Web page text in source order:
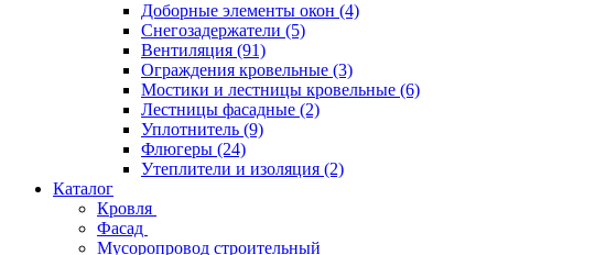
Доборные элементы окон (4)
Снегозадержатели (5)
Вентиляция (91)
Ограждения кровельные (3)
Мостики и лестницы кровельные (6)
Лестницы фасадные (2)
Уплотнитель (9)
Флюгеры (24)
Утеплители и изоляция (2)
Каталог
Кровля
Фасад
Мусоропровод строительный